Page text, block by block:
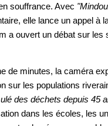
souffrance. Avec
elle lance un appel à
a ouvert un débat sur
de minutes, la caméra
sur les populations
des déchets depuis 45
dans les écoles, les